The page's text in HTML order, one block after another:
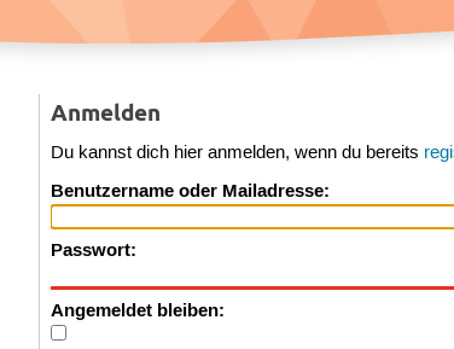
Anmelden
Du kannst dich hier anmelden, wenn du bereits
Benutzername oder Mailadresse:
Passwort:
Angemeldet bleiben: